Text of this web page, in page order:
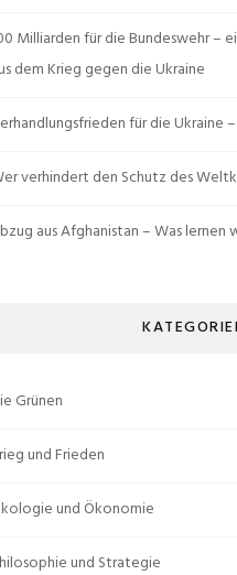
Milliarden für die Bundeswehr –
dem Krieg gegen die Ukraine
für die Ukraine
verhindert den Schutz des
aus Afghanistan – Was lernen
Grünen
und Frieden
und Ökonomie
und Strategie